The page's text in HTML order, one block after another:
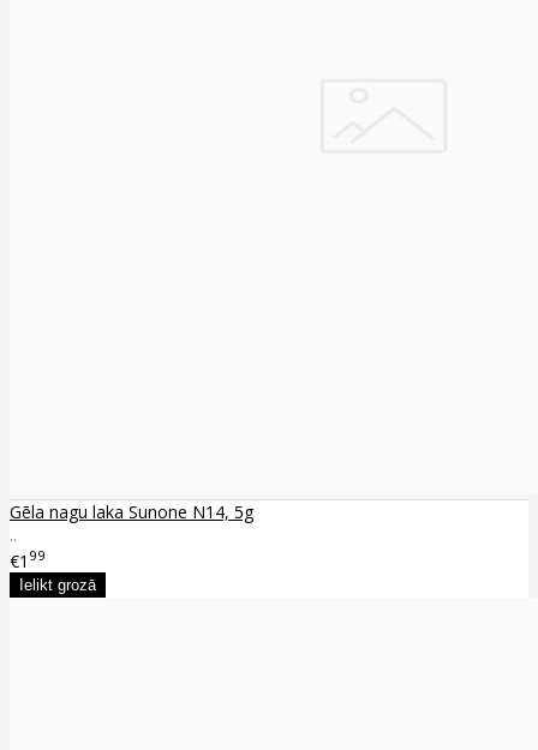
Gēla nagu laka Sunone N14, 5g
..
€1 99